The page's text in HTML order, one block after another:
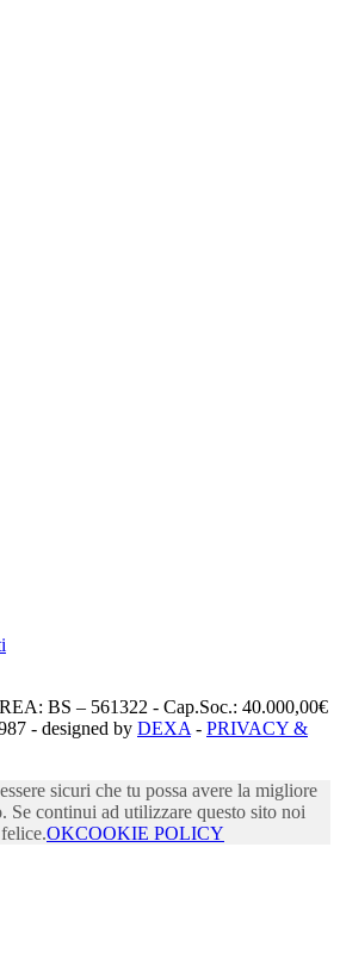
BS – 561322 - Cap.Soc.: 40.000,00€
- designed by DEXA - PRIVACY &
sicuri che tu possa avere la migliore
Se continui ad utilizzare questo sito noi
OKCOOKIE POLICY